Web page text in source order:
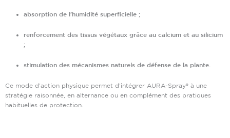
absorption de l’humidité superficielle ;
renforcement des tissus végétaux grâce au calcium et au silicium
;
stimulation des mécanismes naturels de défense de la plante.
Ce mode d’action physique permet d’intégrer AURA-Spray® à une
stratégie raisonnée, en alternance ou en complément des pratiques
habituelles de protection.